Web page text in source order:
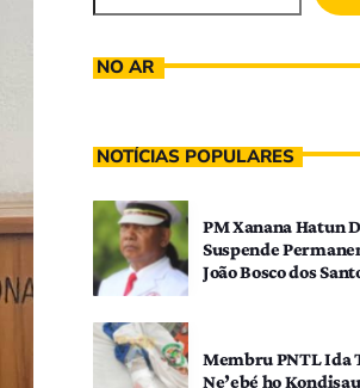
NO AR
NOTÍCIAS POPULARES
PM Xanana Hatun
Suspende
João Bosco dos
Membru PNTL Ida
Ne’ebé ho